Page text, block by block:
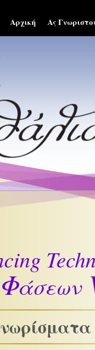
Αρχική Ας
άσεων